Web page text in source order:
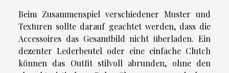
Beim Zusammenspiel verschiedener Muster und
Texturen sollte darauf geachtet werden, dass die
Accessoires das Gesamtbild nicht überladen. Ein
dezenter Lederbeutel oder eine einfache Clutch
können das Outfit stilvoll abrunden, ohne den